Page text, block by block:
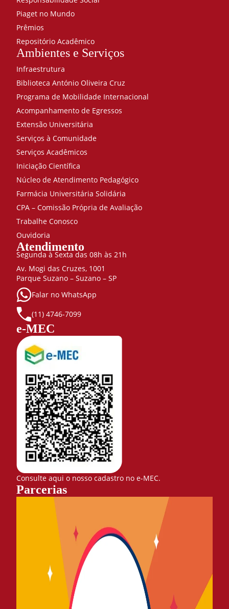
Piaget no Mundo
Prêmios
Repositório Acadêmico
Ambientes e Serviços
Infraestrutura
Biblioteca António Oliveira Cruz
Programa de Mobilidade Internacional
Acompanhamento de Egressos
Extensão Universitária
Serviços à Comunidade
Serviços Acadêmicos
Iniciação Científica
Núcleo de Atendimento Pedagógico
Farmácia Universitária Solidária
CPA – Comissão Própria de Avaliação
Trabalhe Conosco
Ouvidoria
Atendimento
Segunda à Sexta das 08h às 21h
Av. Mogi das Cruzes, 1001
Parque Suzano – Suzano – SP
Falar no WhatsApp
(11) 4746-7099
e-MEC
Consulte aqui o nosso cadastro no e-MEC.
Parcerias